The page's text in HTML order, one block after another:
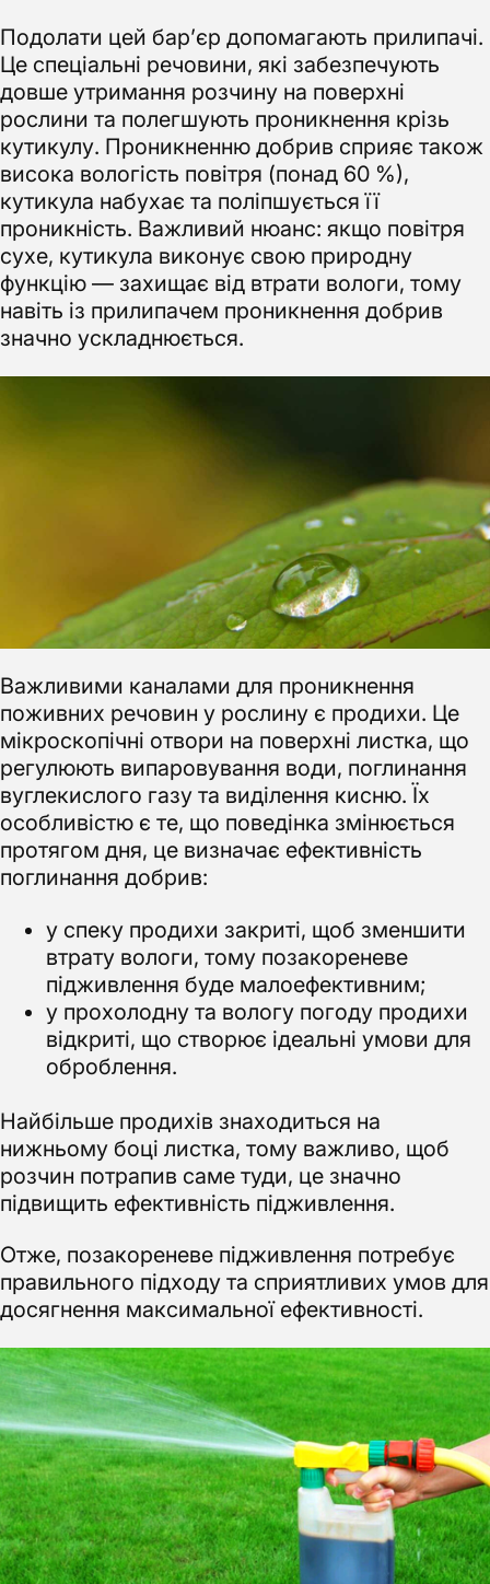
Подолати цей бар’єр допомагають прилипачі.
Це спеціальні речовини, які забезпечують
довше утримання розчину на поверхні
рослини та полегшують проникнення крізь
кутикулу. Проникненню добрив сприяє також
висока вологість повітря (понад 60 %),
кутикула набухає та поліпшується її
проникність. Важливий нюанс: якщо повітря
сухе, кутикула виконує свою природну
функцію — захищає від втрати вологи, тому
навіть із прилипачем проникнення добрив
значно ускладнюється.
Важливими каналами для проникнення
поживних речовин у рослину є продихи. Це
мікроскопічні отвори на поверхні листка, що
регулюють випаровування води, поглинання
вуглекислого газу та виділення кисню. Їх
особливістю є те, що поведінка змінюється
протягом дня, це визначає ефективність
поглинання добрив:
у спеку продихи закриті, щоб зменшити
втрату вологи, тому позакореневе
підживлення буде малоефективним;
у прохолодну та вологу погоду продихи
відкриті, що створює ідеальні умови для
оброблення.
Найбільше продихів знаходиться на
нижньому боці листка, тому важливо, щоб
розчин потрапив саме туди, це значно
підвищить ефективність підживлення.
Отже, позакореневе підживлення потребує
правильного підходу та сприятливих умов для
досягнення максимальної ефективності.